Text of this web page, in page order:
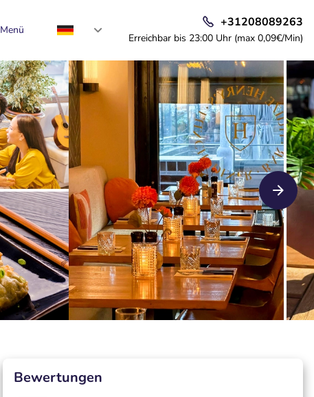
Menü
+31208089263
Erreichbar bis 23:00 Uhr (max 0,09€/Min)
Bewertungen